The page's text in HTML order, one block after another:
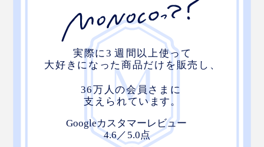
手袋の生産が130年近く続いている“手袋のまち”、東かがわ市